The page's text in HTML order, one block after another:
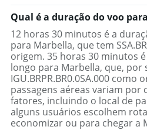
Qual é a duração do voo
12 horas 30 minutos é a
para Marbella, que tem
origem. 35 horas 30 minutos
longo para Marbella, que, por
IGU.BRPR.BR0.0SA.000 como
passagens aéreas variam por
fatores, incluindo o local de
alguns usuários escolhem
economizar ou para chegar a